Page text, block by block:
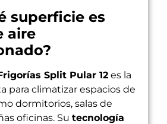
superficie es
aire
Split Pular 12 es la
para climatizar espacios de
dormitorios, salas de
oficinas. Sutecnología